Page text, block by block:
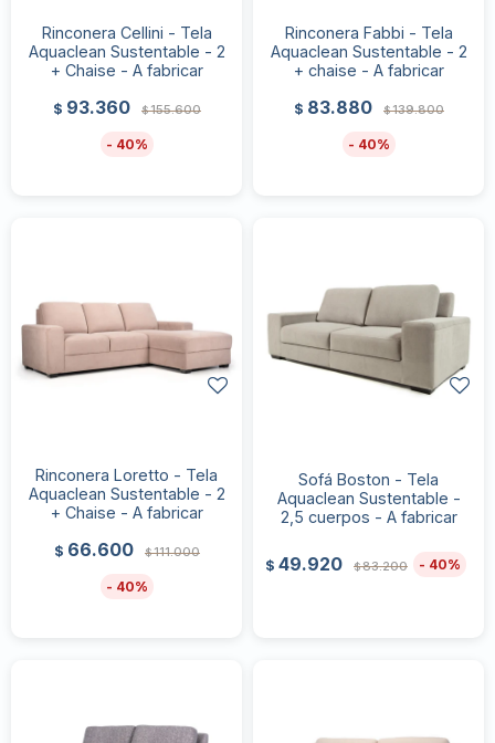
Rinconera Cellini - Tela
Aquaclean Sustentable - 2
+ Chaise - A fabricar
$ 93.360 $155.600
40
Rinconera Fabbi - Tela
Aquaclean Sustentable - 2
+ chaise - A fabricar
$ 83.880 $139.800
40
Rinconera Loretto - Tela
Aquaclean Sustentable - 2
+ Chaise - A fabricar
$ 66.600 $111.000
40
Sofá Boston - Tela
Aquaclean Sustentable -
2,5 cuerpos - A fabricar
$ 49.920 $83.200 40